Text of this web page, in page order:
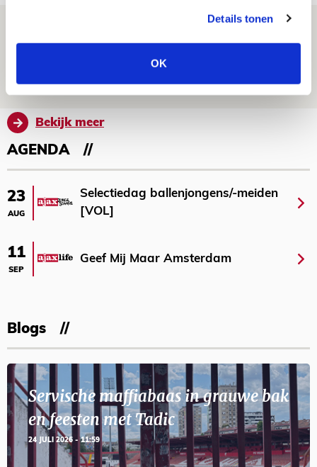
Details tonen
OK
Spelen bij Jong Ajax of Ajax 1? Dat
maakt Abdalla ‘geen reet’ uit
Bekijk meer
AGENDA
23
AUG
Selectiedag ballenjongens/-meiden
[VOL]
11
SEP
Geef Mij Maar Amsterdam
Blogs
Servische maffiabaas in grauwe bak
en feesten met Tadic
24 JULI 2026 - 11:59